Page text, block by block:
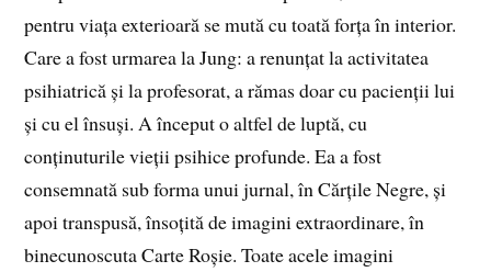
pentru viața exterioară se mută cu toată forța în interior.
Care a fost urmarea la Jung: a renunțat la activitatea
psihiatrică și la profesorat, a rămas doar cu pacienții lui
și cu el însuși. A început o altfel de luptă, cu
conținuturile vieții psihice profunde. Ea a fost
consemnată sub forma unui jurnal, în Cărțile Negre, și
apoi transpusă, însoțită de imagini extraordinare, în
binecunoscuta Carte Roșie. Toate acele imagini